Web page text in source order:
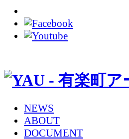
NEWS
ABOUT
DOCUMENT